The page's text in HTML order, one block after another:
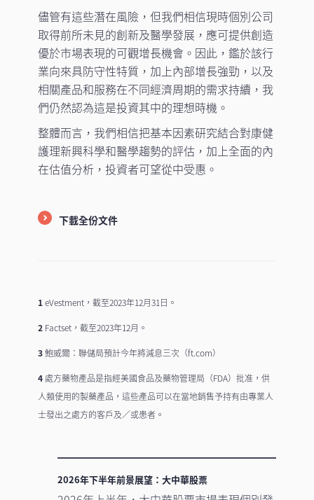
儘管有這些潛在風險，但我們相信現時個別公司
取得前所未見的創新及醫學發展，應可提供創造
優於市場表現的可觀增長機會。因此，鑑於該行
業向來具防守性特質，加上內部增長強勁，以及
相關產品和服務在不同經濟周期的需求持續，我
們仍然認為這是投資其中的理想時機。
整體而言，我們相信把基本因素研究結合對康健
護理新興科學和醫學趨勢的評估，加上全面的內
在估值分析，投資者可望從中受惠。
下載全份文件
1eVestment，截至2023年12月31日。
2 Factset，截至2023年12月。
3鮑威爾：聯儲局預計今年將減息三次（ft.com）
4 處方藥物產品是指經美國食品及藥物管理局（FDA）批准，供
人類使用的製藥產品，這些產品可以在當地銷售予持有由專業人
士發出之處方的客戶及／或患者。
2026年下半年前景展望：大中華股票